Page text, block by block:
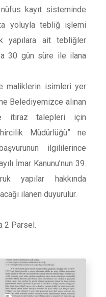
kayıt sisteminde
yoluyla tebliğ işlemi
yapılara ait tebliğler
30 gün süre ile ilana
maliklerin isimleri yer
Belediyemizce alınan
itiraz talepleri için
Müdürlüğü” ne
ilgililerince
İmar Kanunu’nun 39.
yapılar hakkında
ilanen duyurulur.
2 Parsel.